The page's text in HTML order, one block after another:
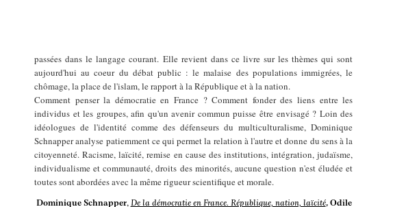
passées dans le langage courant. Elle revient dans ce livre sur les thèmes qui sont
aujourd'hui au coeur du débat public : le malaise des populations immigrées, le
chômage, la place de l'islam, le rapport à la République et à la nation.
Comment penser la démocratie en France ? Comment fonder des liens entre les
individus et les groupes, afin qu'un avenir commun puisse être envisagé ? Loin des
idéologues de l'identité comme des défenseurs du multiculturalisme, Dominique
Schnapper analyse patiemment ce qui permet la relation à l'autre et donne du sens à la
citoyenneté. Racisme, laïcité, remise en cause des institutions, intégration, judaïsme,
individualisme et communauté, droits des minorités, aucune question n'est éludée et
toutes sont abordées avec la même rigueur scientifique et morale.
Dominique Schnapper, De la démocratie en France. République, nation, laïcité, Odile